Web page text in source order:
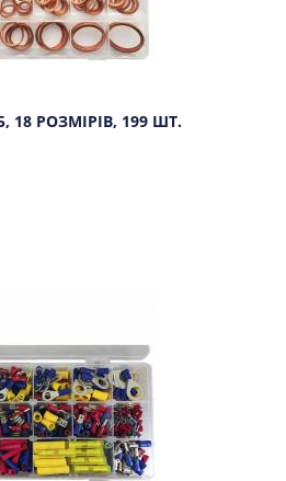
РОЗМІРІВ, 199 ШТ.